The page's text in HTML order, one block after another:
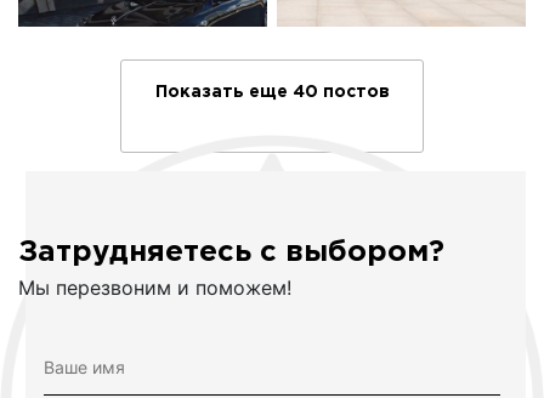
Показать еще 40 постов
Затрудняетесь с выбором?
Мы перезвоним и поможем!